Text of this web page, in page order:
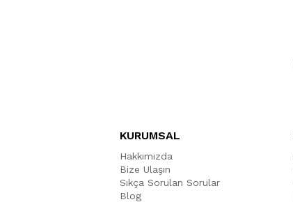
KURUMSAL
Hakkımızda
Bize Ulaşın
Sıkça Sorulan Sorular
Blog